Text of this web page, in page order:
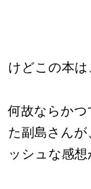
けどこの本
何故ならか
た副島さん
ッシュな感